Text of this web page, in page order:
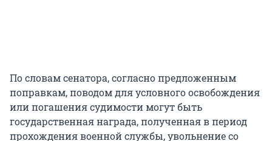
По словам сенатора, согласно предложенным
поправкам, поводом для условного освобождения
или погашения судимости могут быть
государственная награда, полученная в период
прохождения военной службы, увольнение со